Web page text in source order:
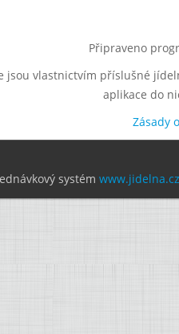
Připraveno
jsou vlastnictvím příslušné
aplikace do
Zásady
systém www.jidelna.cz